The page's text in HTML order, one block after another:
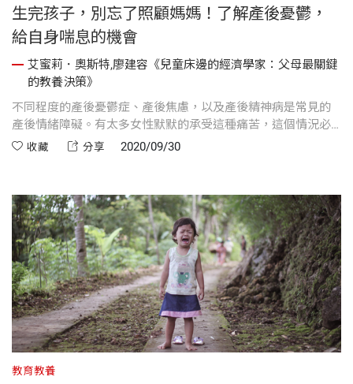
生完孩子，別忘了照顧媽媽！了解產後憂鬱，
給自身喘息的機會
艾蜜莉．奧斯特,廖建容《兒童床邊的經濟學家：父母最關鍵
的教養決策》
不同程度的產後憂鬱症、產後焦慮，以及產後精神病是常見的
產後情緒障礙。有太多女性默默的承受這種痛苦，這個情況必
須改變。
收藏 分享 2020/09/30
教育教養